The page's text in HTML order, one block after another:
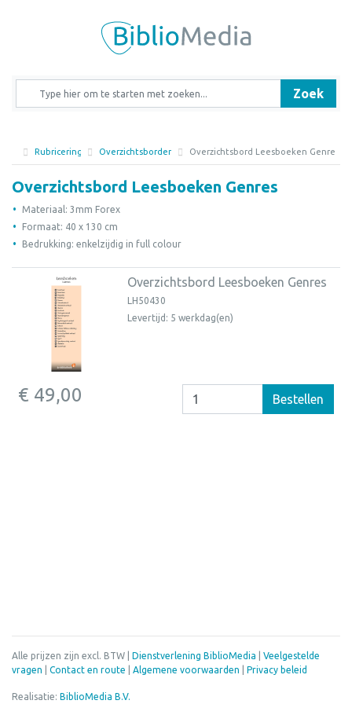
Zoek
Rubricering Overzichtsborden Overzichtsbord Leesboeken Genres
Overzichtsbord Leesboeken Genres
Materiaal: 3mm Forex
Formaat: 40 x 130 cm
Bedrukking: enkelzijdig in full colour
Overzichtsbord Leesboeken Genres
LH50430
Levertijd: 5 werkdag(en)
€ 49,00 Bestellen
Alle prijzen zijn excl. BTW | Dienstverlening BiblioMedia
Veelgestelde
vragen
Contact en route Algemene voorwaarden Privacy beleid
Realisatie: BiblioMedia B.V.